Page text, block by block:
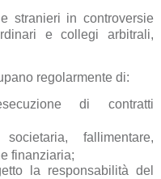
stranieri in controversie
e collegi arbitrali,
regolarmente di:
di contratti
fallimentare,
finanziaria;
la responsabilità del